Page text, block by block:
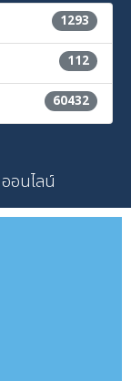
1293
112
60432
อนไลน์